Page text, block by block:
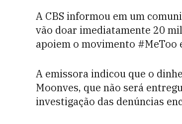
A CBS informou em um
vão doar imediatamente 20
apoiem o movimento #MeToo
A emissora indicou que o
Moonves, que não será
investigação das denúncias